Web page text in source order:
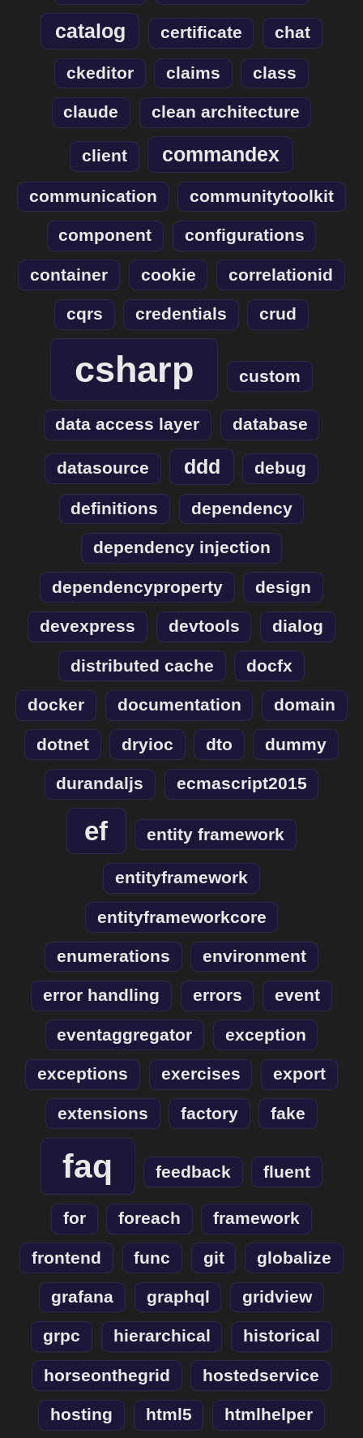
catalog certificate chat
ckeditor claims class
claude clean architecture
client commandex
communication communitytoolkit
component configurations
container cookie correlationid
cqrs credentials crud
csharp custom
data access layer database
datasource ddd debug
definitions dependency
dependency injection
dependencyproperty design
devexpress devtools dialog
distributed cache docfx
docker documentation domain
dotnet dryioc dto dummy
durandaljs ecmascript2015
ef entity framework
entityframework
entityframeworkcore
enumerations environment
error handling errors event
eventaggregator exception
exceptions exercises export
extensions factory fake
faq feedback fluent
for foreach framework
frontend func git globalize
grafana graphql gridview
grpc hierarchical historical
horseonthegrid hostedservice
hosting html5 htmlhelper